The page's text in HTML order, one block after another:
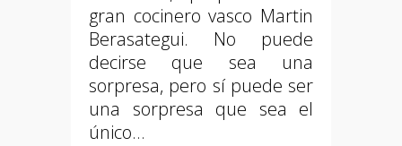
gran cocinero vasco Martin
Berasategui. No puede
decirse que sea una
sorpresa, pero sí puede ser
una sorpresa que sea el
único…